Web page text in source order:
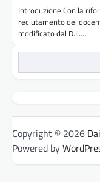
Introduzione Con la
reclutamento dei
modificato dal D.L.…
Copyright © 2026
Powered by